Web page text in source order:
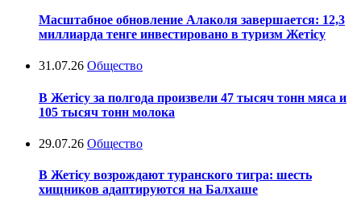
Масштабное обновление Алаколя завершается: 12,3
миллиарда тенге инвестировано в туризм Жетісу
31.07.26 Общество
В Жетісу за полгода произвели 47 тысяч тонн мяса и
105 тысяч тонн молока
29.07.26 Общество
В Жетісу возрождают туранского тигра: шесть
хищников адаптируются на Балхаше